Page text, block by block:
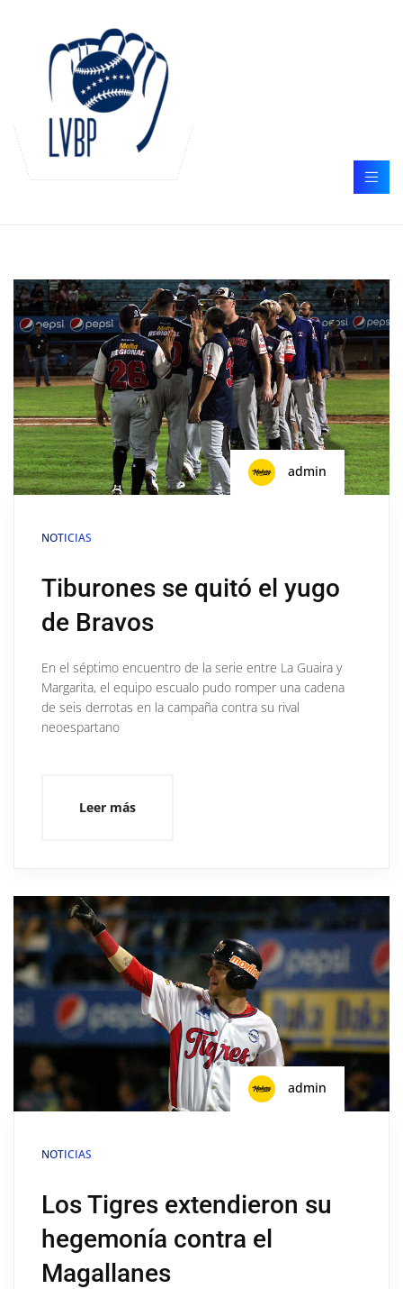
admin
NOTICIAS
Tiburones se quitó el yugo
de Bravos
En el séptimo encuentro de la serie entre La Guaira y
Margarita, el equipo escualo pudo romper una cadena
de seis derrotas en la campaña contra su rival
neoespartano
Leer más
admin
NOTICIAS
Los Tigres extendieron su
hegemonía contra el
Magallanes